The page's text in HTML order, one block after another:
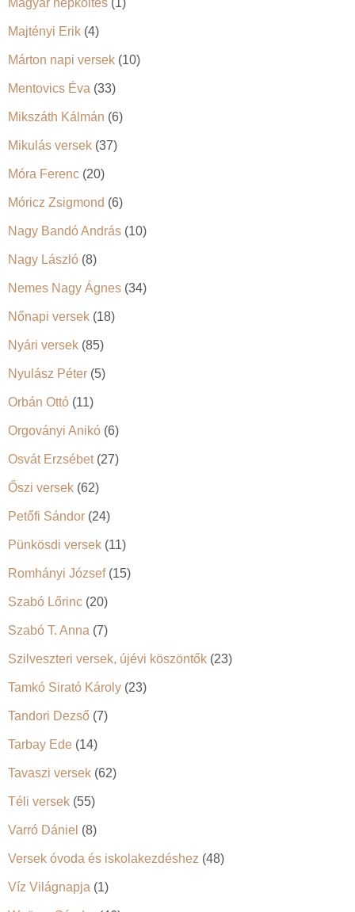
Majtényi Erik (4)
Márton napi versek (10)
Mentovics Éva (33)
Mikszáth Kálmán (6)
Mikulás versek (37)
Móra Ferenc (20)
Móricz Zsigmond (6)
Nagy Bandó András (10)
Nagy László (8)
Nemes Nagy Ágnes (34)
Nőnapi versek (18)
Nyári versek (85)
Nyulász Péter (5)
Orbán Ottó (11)
Orgoványi Anikó (6)
Osvát Erzsébet(27)
Őszi versek (62)
Petőfi Sándor (24)
Pünkösdi versek (11)
Romhányi József(15)
Szabó Lőrinc (20)
Szabó T. Anna (7)
Szilveszteri versek, újévi köszöntők (23)
Tamkó Sirató Károly (23)
Tandori Dezső (7)
Tarbay Ede (14)
Tavaszi versek (62)
Téli versek (55)
Varró Dániel (8)
Versek óvoda és iskolakezdéshez (48)
Víz Világnapja (1)